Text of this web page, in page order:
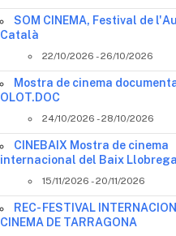
SOM CINEMA, Festival de
Català
22/10/2026 - 26/10/2026
Mostra de cinema
OLOT.DOC
24/10/2026 - 28/10/2026
CINEBAIX Mostra de cinema
internacional del Baix
15/11/2026 - 20/11/2026
REC- FESTIVAL
CINEMA DE TARRAGONA